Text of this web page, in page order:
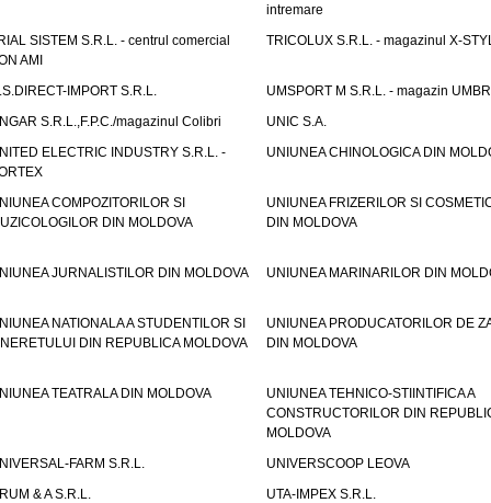
intremare
SISTEM S.R.L. - centrul comercial
AMI
TRICOLUX S.R.L. - magazinul X-
IMPORT S.R.L.
UMSPORT M S.R.L. - magazin
S.R.L.,F.P.C./magazinul Colibri
UNIC S.A.
ELECTRIC INDUSTRY S.R.L. -
UNIUNEA CHINOLOGICA DIN
COMPOZITORILOR SI
DIN MOLDOVA
UNIUNEA FRIZERILOR SI
DIN MOLDOVA
JURNALISTILOR DIN MOLDOVA UNIUNEA MARINARILOR DIN
NATIONALA A STUDENTILOR SI
DIN REPUBLICA MOLDOVA
UNIUNEA PRODUCATORILOR DE
DIN MOLDOVA
TEATRALA DIN MOLDOVA
UNIUNEA TEHNICO-STIINTIFICA A
CONSTRUCTORILOR DIN
MOLDOVA
FARM S.R.L.
UNIVERSCOOP LEOVA
& A S.R.L.
UTA-IMPEX S.R.L.